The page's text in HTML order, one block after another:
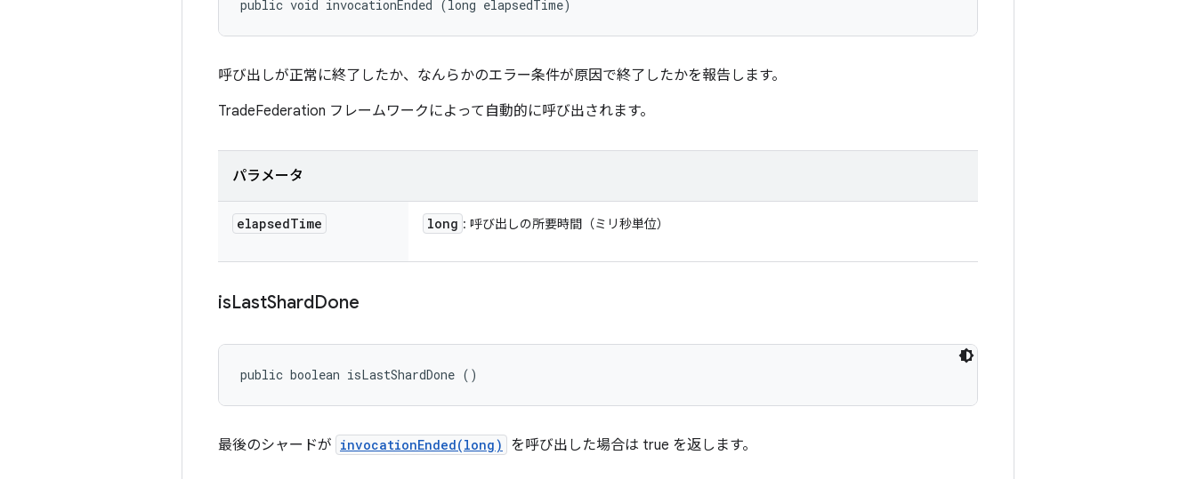
public void invocationEnded (long elapsedTime)
呼び出しが正常に終了したか、なんらかのエラー条件が原因で終了したかを報告します。
TradeFederation フレームワークによって自動的に呼び出されます。
パラメータ
elapsedTime long : 呼び出しの所要時間（ミリ秒単位）
isLastShardDone
public boolean isLastShardDone ()
最後のシャードが invocationEnded(long) を呼び出した場合は true を返します。